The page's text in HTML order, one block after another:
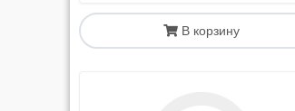
В корзину